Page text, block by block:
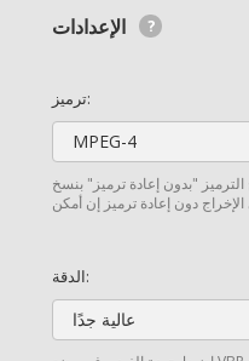
ترميز:
MPEG-4
الترميز "بدون إعادة ترميز" بنسخ
الدقة:
عالية جدًا